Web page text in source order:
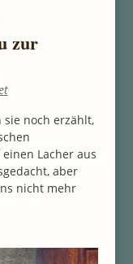
zur
noch erzählt,
Lacher aus
aber
nicht mehr